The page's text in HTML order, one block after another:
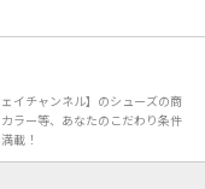
イチャンネル】のシューズの商
ラー等、あなたのこだわり条件
載！